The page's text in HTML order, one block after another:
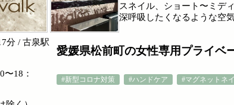
愛媛県松前町の女性専用プライ
#新型コロナ対策 #ハンドケア #マグネットネ
スネイル、ショート〜ミデ
深呼吸したくなるような空
分 / 古泉駅
〜18：